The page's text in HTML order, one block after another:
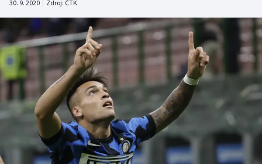
Atletika
Cyklistika
DALŠÍ SPORTY
Americký fotbal
Baseball a softbal
Basketbal
NEPŘEHLÉDNĚTE
Soutěže
Historické návraty
30. 9. 2020 | Zdroj: ČTK